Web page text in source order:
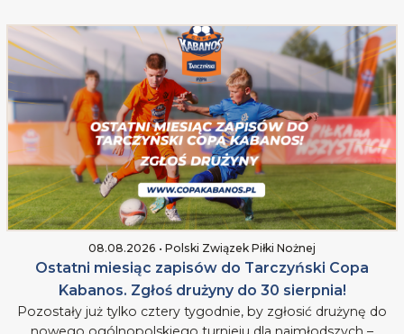
08.08.2026 • Polski Związek Piłki Nożnej
Ostatni miesiąc zapisów do Tarczyński Copa
Kabanos. Zgłoś drużyny do 30 sierpnia!
Pozostały już tylko cztery tygodnie, by zgłosić drużynę do